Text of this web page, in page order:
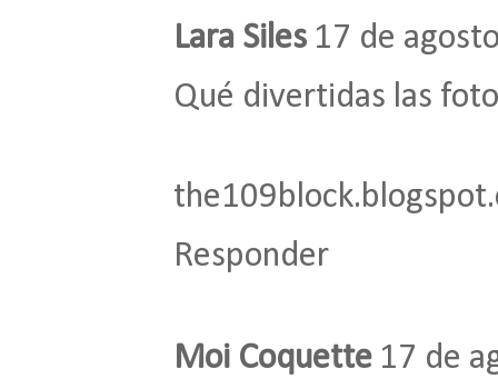
Lara Siles 17 de
Qué divertidas las
Responder
Moi Coquette 17 de